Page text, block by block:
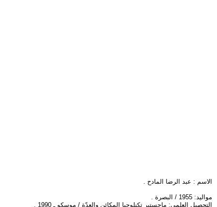
الاسم : عبد الرضا المادح .
مواليد: 1955 / البصرة .
التحصيل العلمي: ماجستير تكنلوجيا المكائن والعدّة / موسكو ـ 1990 .